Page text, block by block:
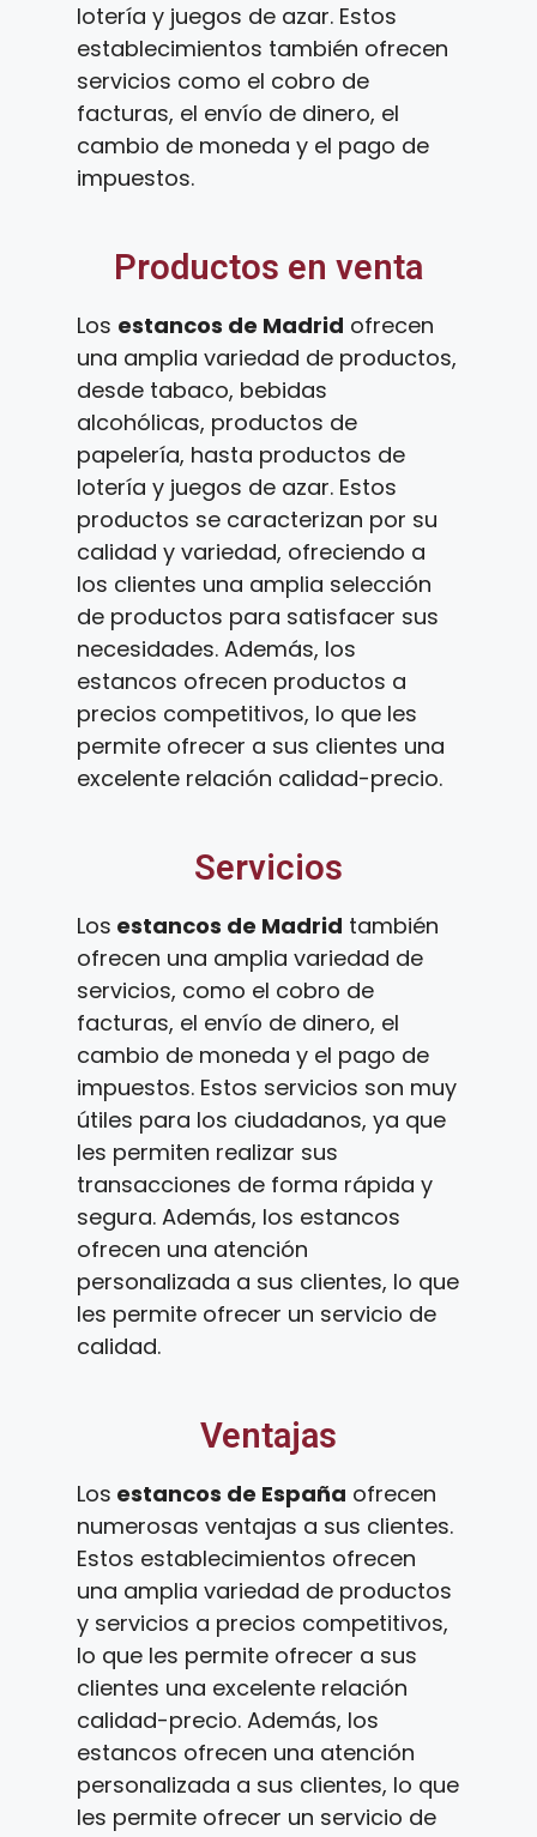
lotería y juegos de azar. Estos
establecimientos también ofrecen
servicios como el cobro de
facturas, el envío de dinero, el
cambio de moneda y el pago de
impuestos.
Productos en venta
Los estancos de Madrid ofrecen
una amplia variedad de productos,
desde tabaco, bebidas
alcohólicas, productos de
papelería, hasta productos de
lotería y juegos de azar. Estos
productos se caracterizan por su
calidad y variedad, ofreciendo a
los clientes una amplia selección
de productos para satisfacer sus
necesidades. Además, los
estancos ofrecen productos a
precios competitivos, lo que les
permite ofrecer a sus clientes una
excelente relación calidad-precio.
Servicios
Los estancos de Madrid también
ofrecen una amplia variedad de
servicios, como el cobro de
facturas, el envío de dinero, el
cambio de moneda y el pago de
impuestos. Estos servicios son muy
útiles para los ciudadanos, ya que
les permiten realizar sus
transacciones de forma rápida y
segura. Además, los estancos
ofrecen una atención
personalizada a sus clientes, lo que
les permite ofrecer un servicio de
calidad.
Ventajas
Los estancos de España ofrecen
numerosas ventajas a sus clientes.
Estos establecimientos ofrecen
una amplia variedad de productos
y servicios a precios competitivos,
lo que les permite ofrecer a sus
clientes una excelente relación
calidad-precio. Además, los
estancos ofrecen una atención
personalizada a sus clientes, lo que
les permite ofrecer un servicio de